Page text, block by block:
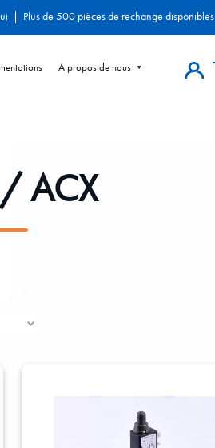
| Plus de 500 pièces de rechange disponibles
A propos de nous
ACX